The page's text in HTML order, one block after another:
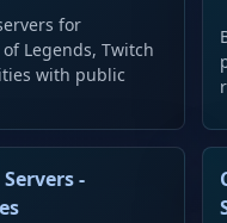
for
Legends, Twitch
with public
-